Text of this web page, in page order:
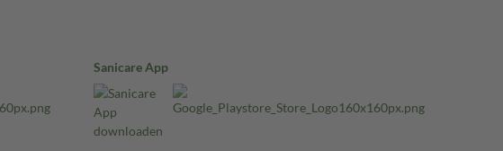
Sanicare App